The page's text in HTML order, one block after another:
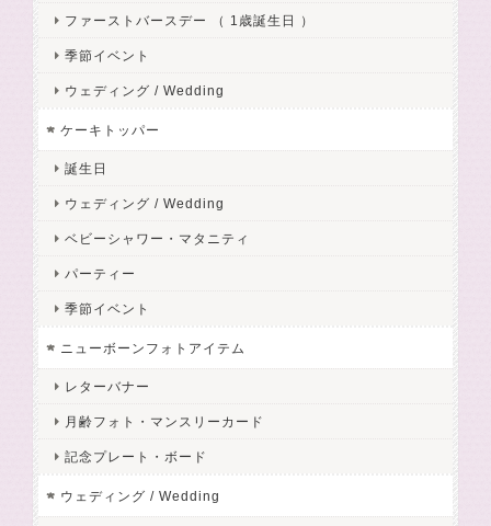
ファーストバースデー （ 1歳誕生日 ）
季節イベント
ウェディング / Wedding
ケーキトッパー
誕生日
ウェディング / Wedding
ベビーシャワー・マタニティ
パーティー
季節イベント
ニューボーンフォトアイテム
レターバナー
月齢フォト・マンスリーカード
記念プレート・ボード
ウェディング / Wedding